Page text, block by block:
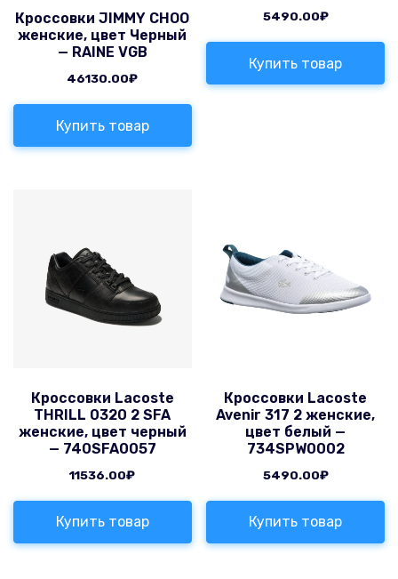
Кроссовки JIMMY CHOO
женские, цвет Черный
— RAINE VGB
46130.00₽
Купить товар
5490.00₽
Купить товар
Кроссовки Lacoste
THRILL 0320 2 SFA
женские, цвет черный
— 740SFA0057
11536.00₽
Купить товар
Кроссовки Lacoste
Avenir 317 2 женские,
цвет белый —
734SPW0002
5490.00₽
Купить товар